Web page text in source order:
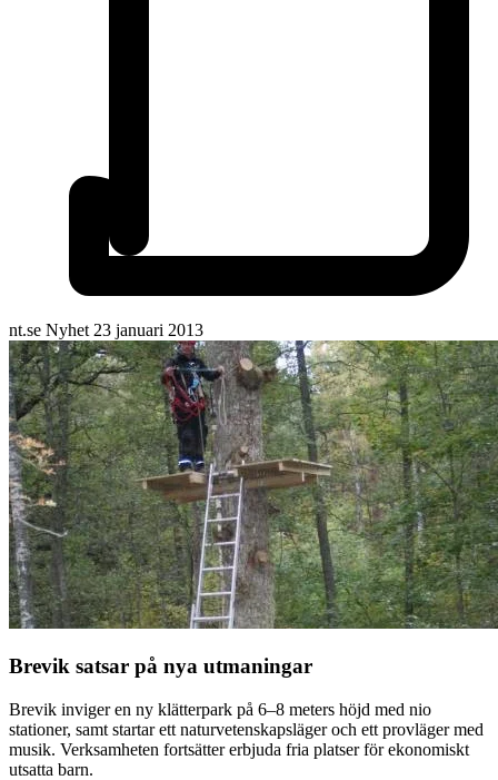
nt.se Nyhet 23 januari 2013
Brevik satsar på nya utmaningar
Brevik inviger en ny klätterpark på 6–8 meters höjd med nio
stationer, samt startar ett naturvetenskapsläger och ett provläger med
musik. Verksamheten fortsätter erbjuda fria platser för ekonomiskt
utsatta barn.